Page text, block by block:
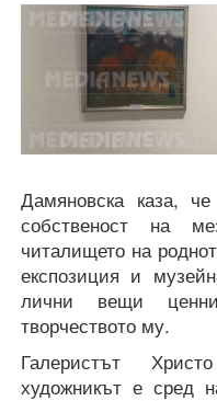
Дамяновска каза,
собственост на
читалището на
експозиция и
лични вещи
творчеството му.
Галеристът
художникът е сред